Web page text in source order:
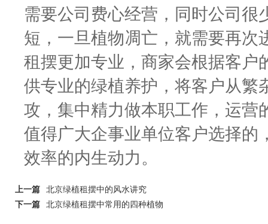
需要公司费心经营，同时公司
短，一旦植物凋亡，就需要再次
租摆更加专业，商家会根据客户
供专业的绿植养护，将客户从繁
攻，集中精力做本职工作，运营
值得广大企事业单位客户选择的
效率的内生动力。
上一篇
北京绿植租摆中的风水讲究
下一篇
北京绿植租摆中常用的四种植物